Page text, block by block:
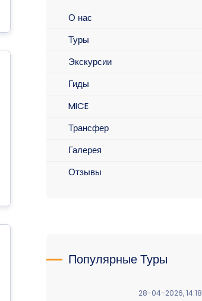
О нас
Туры
Экскурсии
Гиды
MICE
Трансфер
Галерея
Отзывы
Популярные Туры
28-04-2026, 14:18